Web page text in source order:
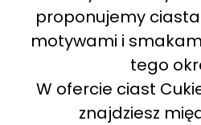
proponujemy
motywami i
tego
W ofercie ciast
znajdziesz